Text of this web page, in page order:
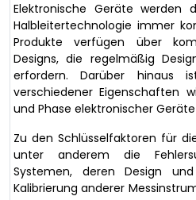
Elektronische Geräte werden
Halbleitertechnologie immer
Produkte verfügen über
Designs, die regelmäßig
erfordern. Darüber hinaus
verschiedener Eigenschaften
und Phase elektronischer
Zu den Schlüsselfaktoren für
unter anderem die
Systemen, deren Design
Kalibrierung anderer